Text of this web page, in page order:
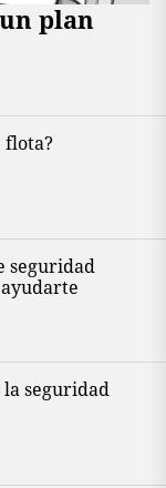
plan
flota?
seguridad
la seguridad